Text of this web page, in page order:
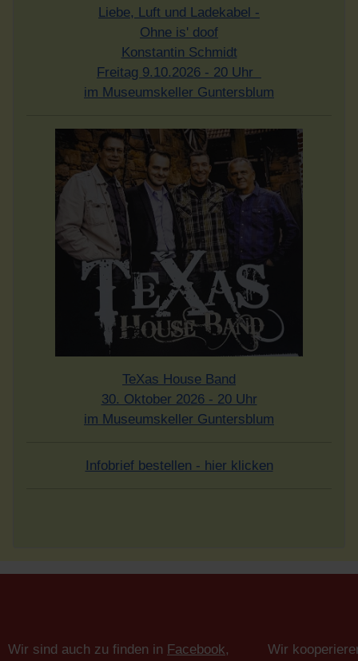
Liebe, Luft und Ladekabel -
Ohne is' doof
Konstantin Schmidt
Freitag 9.10.2026 - 20 Uhr
im Museumskeller Guntersblum
TeXas House Band
30. Oktober 2026 - 20 Uhr
im Museumskeller Guntersblum
Infobrief bestellen - hier klicken
Wir sind auch zu finden in Facebook,
Wir